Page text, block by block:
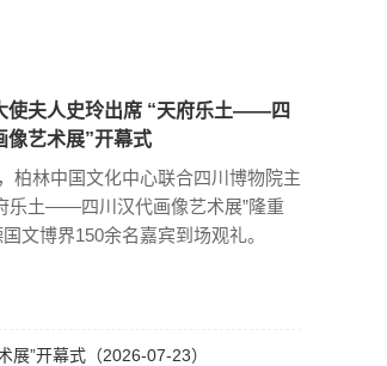
使夫人史玲出席 “天府乐土——四
像艺术展”开幕式
柏林中国文化中心联合四川博物院主
乐土——四川汉代画像艺术展”隆重
文博界150余名嘉宾到场观礼。
”开幕式（2026-07-23）